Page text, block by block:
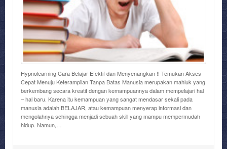
Hypnolearning Cara Belajar Efektif dan Menyenangkan !! Temukan Akses
Cepat Menuju Keterampilan Tanpa Batas Manusia merupakan mahluk yang
berkembang secara kreatif dengan kemampuannya dalam mempelajari hal
– hal baru. Karena itu kemampuan yang sangat mendasar sekali pada
manusia adalah BELAJAR, atau kemampuan menyerap informasi dan
mengolahnya sehingga menjadi sebuah skill yang mampu mempermudah
hidup. Namun,…